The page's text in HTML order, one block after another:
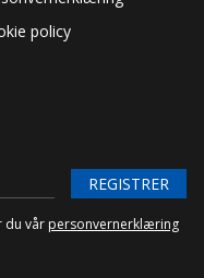
policy
REGISTRER
du vår personvernerklæring